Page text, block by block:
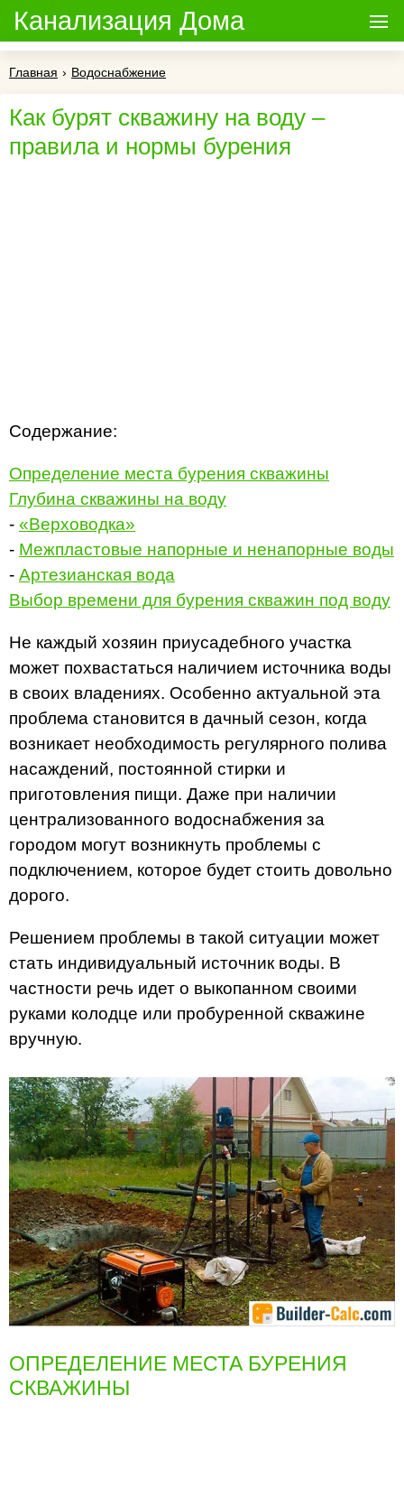
Канализация Дома
Главная › Водоснабжение
Как бурят скважину на воду –
правила и нормы бурения
Содержание:
Определение места бурения скважины
Глубина скважины на воду
- «Верховодка»
- Межпластовые напорные и ненапорные воды
- Артезианская вода
Выбор времени для бурения скважин под воду
Не каждый хозяин приусадебного участка
может похвастаться наличием источника воды
в своих владениях. Особенно актуальной эта
проблема становится в дачный сезон, когда
возникает необходимость регулярного полива
насаждений, постоянной стирки и
приготовления пищи. Даже при наличии
централизованного водоснабжения за
городом могут возникнуть проблемы с
подключением, которое будет стоить довольно
дорого.
Решением проблемы в такой ситуации может
стать индивидуальный источник воды. В
частности речь идет о выкопанном своими
руками колодце или пробуренной скважине
вручную.
ОПРЕДЕЛЕНИЕ МЕСТА БУРЕНИЯ
СКВАЖИНЫ